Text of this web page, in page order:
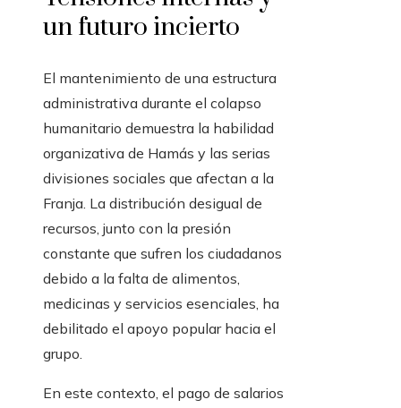
un futuro incierto
El mantenimiento de una estructura
administrativa durante el colapso
humanitario demuestra la habilidad
organizativa de Hamás y las serias
divisiones sociales que afectan a la
Franja. La distribución desigual de
recursos, junto con la presión
constante que sufren los ciudadanos
debido a la falta de alimentos,
medicinas y servicios esenciales, ha
debilitado el apoyo popular hacia el
grupo.
En este contexto, el pago de salarios